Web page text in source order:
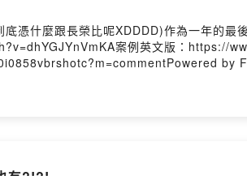
憑什麼跟長榮比呢XDDDD)作為一年的
案例英文版：https://
by